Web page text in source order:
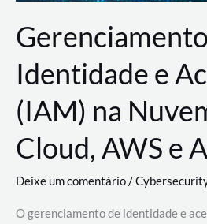
Identidade e
(IAM) na
Cloud, AWS e
Deixe um comentário/
O gerenciamento de identidade e